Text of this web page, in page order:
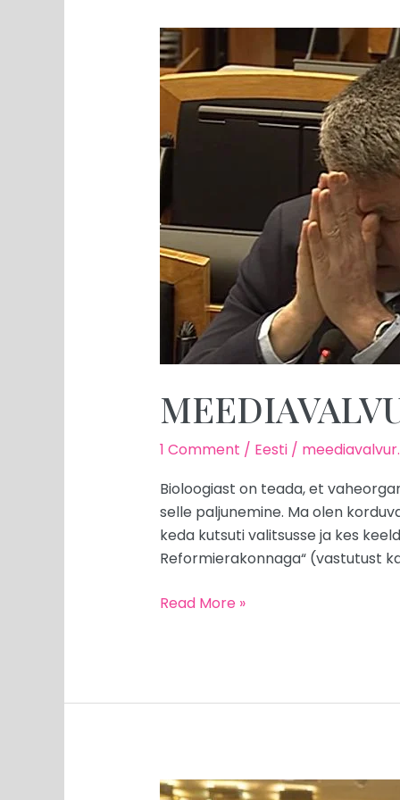
1 Comment / Eesti/
Bioloogiast on teada, et
selle paljunemine. Ma olen
keda kutsuti valitsusse ja kes
Reformierakonnaga“ (vastutust
MEEDIAVALVUR:
Isamaa
ongi
sünnitanud
koletise
Read More »
MEEDIAVALVUR: